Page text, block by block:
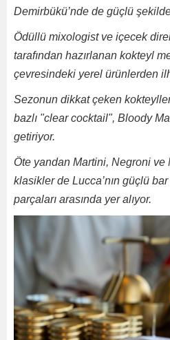
Demirbükü’nde de güçlü
Ödüllü mixologist ve içecek
tarafından hazırlanan kokteyl
çevresindeki yerel ürünlerden
Sezonun dikkat çeken
bazlı "clear cocktail", Bloody
getiriyor.
Öte yandan Martini, Negroni ve
klasikler de Lucca’nın güçlü
parçaları arasında yer alıyor.